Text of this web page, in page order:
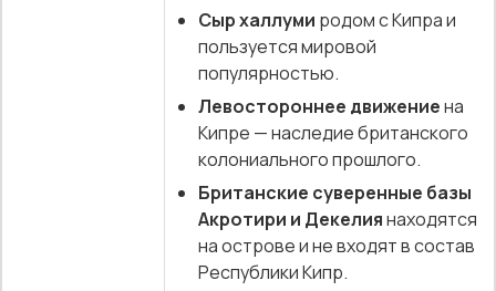
Сыр халлуми родом с Кипра и
пользуется мировой
популярностью.
Левостороннее движениена
Кипре — наследие британского
колониального прошлого.
Британские суверенные базы
Акротири и Декелиянаходятся
на острове и не входят в состав
Республики Кипр.